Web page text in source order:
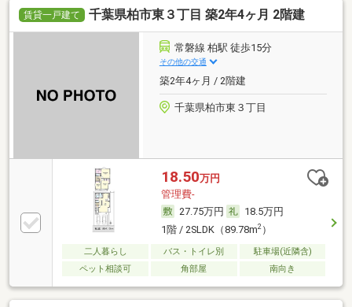
賃貸一戸建て 千葉県柏市東３丁目 築2年4ヶ月 2階建
常磐線 柏駅 徒歩15分
その他の交通
築2年4ヶ月 / 2階建
千葉県柏市東３丁目
18.50万円
管理費-
27.75万円
18.5万円
1階 / 2SLDK（89.78m2）
二人暮らし バス・トイレ別
駐車場(近隣含)
ペット相談可
角部屋 南向き